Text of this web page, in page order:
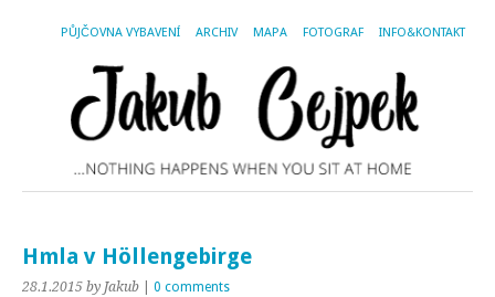
PŮJČOVNA VYBAVENÍ ARCHIV MAPA FOTOGRAF INFO&KONTAKT
Hmla v Höllengebirge
28.1.2015 by Jakub 0 comments